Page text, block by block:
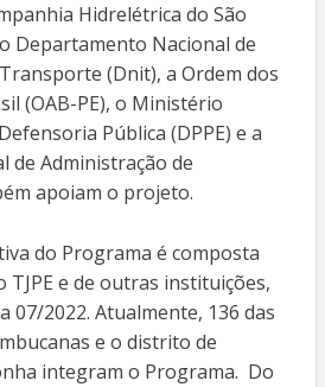
Hidrelétrica do São
Departamento Nacional de
(Dnit), a Ordem dos
(OAB-PE), o Ministério
Pública (DPPE) e a
de Administração de
apoiam o projeto.
do Programa é composta
e de outras instituições,
07/2022. Atualmente, 136 das
e o distrito de
integram o Programa. Do